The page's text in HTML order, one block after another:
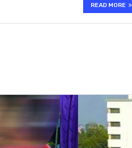
READ MORE